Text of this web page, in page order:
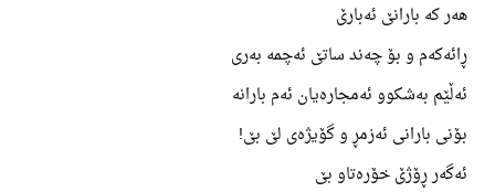
هەر کە بارانێ ئەبارێ
ڕائەکەم و بۆ چەند ساتێ ئەچمە بەری
ئەڵێم بەشکوو ئەمجارەیان ئەم بارانە
بۆنی بارانی ئەزمڕ و گۆیژەی لێ بێ!
ئەگەر ڕۆژێ خۆرەتاو بێ